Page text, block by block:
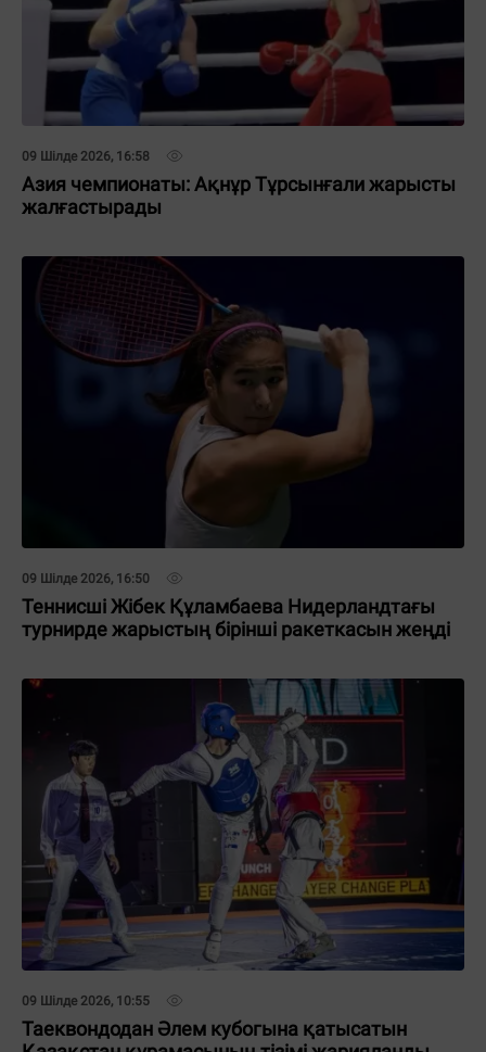
09 Шілде 2026, 16:58
Азия чемпионаты: Ақнұр Тұрсынғали жарысты
жалғастырады
09 Шілде 2026, 16:50
Теннисші Жібек Құламбаева Нидерландтағы
турнирде жарыстың бірінші ракеткасын жеңді
09 Шілде 2026, 10:55
Таеквондодан Әлем кубогына қатысатын